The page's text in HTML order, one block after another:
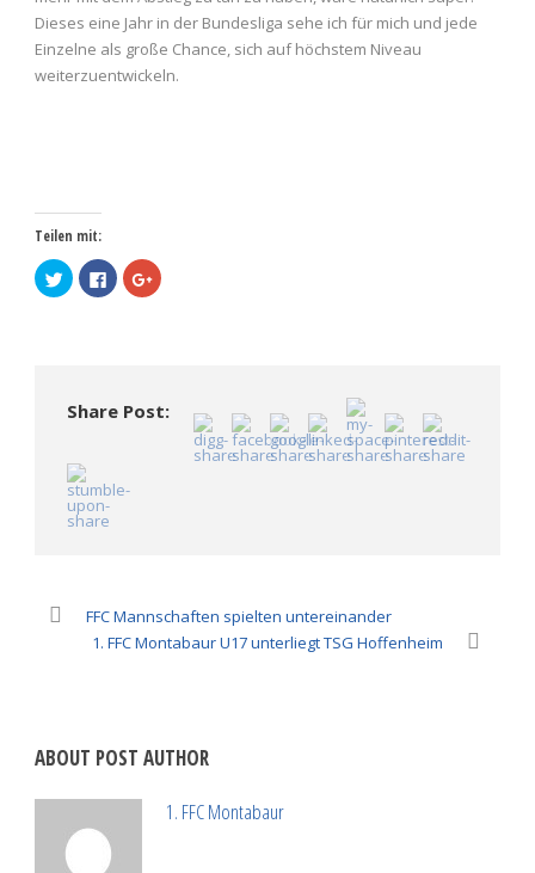
Dieses eine Jahr in der Bundesliga sehe ich für mich und jede
Einzelne als große Chance, sich auf höchstem Niveau
weiterzuentwickeln.
Teilen mit:
Klick,
um
über
Fenster
geöffnet)
Klick,
um
Fenster
geöffnet)
Zum
Teilen
geöffnet)
Share Post:
FFC Mannschaften spielten untereinander
1. FFC Montabaur U17 unterliegt TSG Hoffenheim
ABOUT POST AUTHOR
1. FFC Montabaur